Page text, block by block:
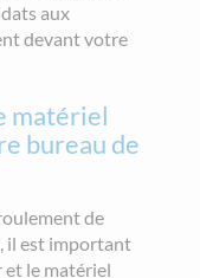
aux
devant votre
matériel
bureau de
de
il est important
et le matériel